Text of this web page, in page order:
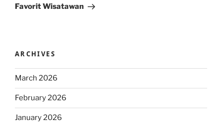
Favorit Wisatawan
ARCHIVES
March 2026
February 2026
January 2026